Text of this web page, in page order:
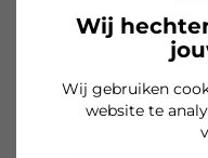
Wij
Wij gebruiken
website te
7018013/EAN